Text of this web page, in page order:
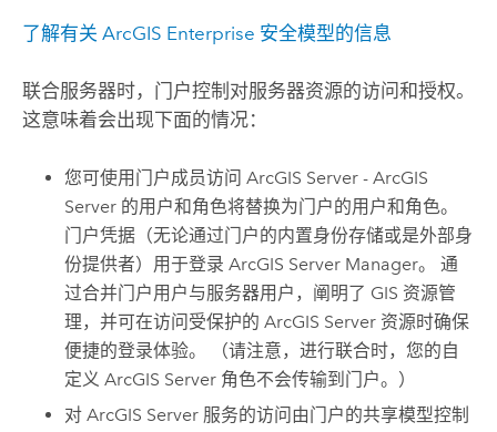
了解有关 ArcGIS Enterprise 安全模型的信息
联合服务器时，门户控制对服务器资源的访问和授权。
这意味着会出现下面的情况：
您可使用门户成员访问ArcGIS Server -ArcGIS
Server 的用户和角色将替换为门户的用户和角色。
门户凭据（无论通过门户的内置身份存储或是外部身
份提供者）用于登录ArcGIS Server Manager。 通
过合并门户用户与服务器用户，阐明了 GIS 资源管
理，并可在访问受保护的ArcGIS Server 资源时确保
便捷的登录体验。 （请注意，进行联合时，您的自
定义ArcGIS Server 角色不会传输到门户。）
对ArcGIS Server 服务的访问由门户的共享模型控制